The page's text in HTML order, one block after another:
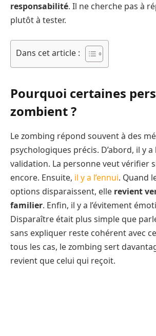
responsabilité. Il ne cherche pas à
plutôt à tester.
Dans cet article :
Pourquoi certaines
zombient?
Le zombing répond souvent à des
psychologiques précis. D’abord, il y
validation. La personne veut vérifier
encore. Ensuite, il y a l’ennui. Quand
options disparaissent, elle revient
familier. Enfin, il y a l’évitement
Disparaître était plus simple que
sans expliquer reste cohérent avec
tous les cas, le zombing sert
revient que celui qui reçoit.